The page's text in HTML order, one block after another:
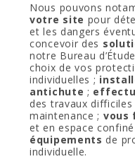
Nous pouvons
votre site pour
et les dangers
concevoir des
notre Bureau
choix de vos
individuelles ;
antichute ;
des travaux difficiles
maintenance ; vous
et en espace confiné
équipements de
individuelle.